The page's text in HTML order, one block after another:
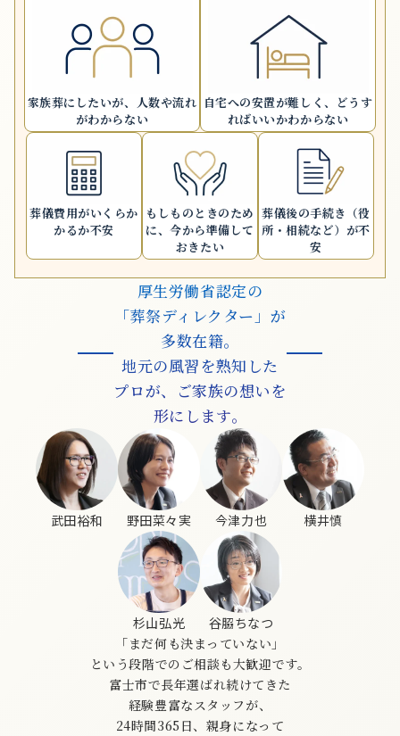
葬儀費用がいくらか
かるか不安
自宅への安置が難しく、
どうす
ればいいかわからない
家族葬にしたいが、 人数や流れ
がわからない
葬儀後の手続き （役
所・相続など）が不
安
もしものときのため
に、今から準備して
おきたい
厚生労働省認定の
「葬祭ディレクター」が
多数在籍。
地元の風習を熟知した
プロが、ご家族の想いを
形にします。
武田裕和 野田菜々実 今津力也 横井慎
杉山弘光
谷𦚰ちなつ
「まだ何も決まっていない」
という段階でのご相談も大歓迎です。
富士市で長年選ばれ続けてきた
経験豊富なスタッフが、
24時間365日、親身になって